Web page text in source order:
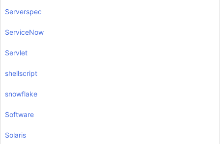
Serverspec
ServiceNow
Servlet
shellscript
snowflake
Software
Solaris